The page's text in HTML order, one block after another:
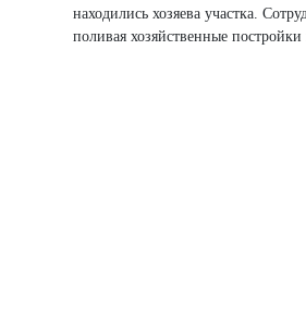
находились хозяева участка.
поливая хозяйственные